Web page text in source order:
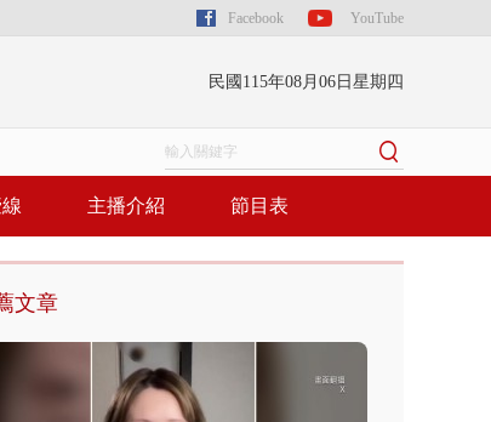
Facebook YouTube
民國115年08月06日星期四
主播介紹 節目表
文章